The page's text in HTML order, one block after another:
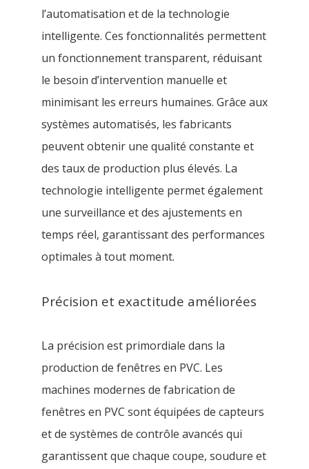
l’automatisation et de la technologie
intelligente. Ces fonctionnalités permettent
un fonctionnement transparent, réduisant
le besoin d’intervention manuelle et
minimisant les erreurs humaines. Grâce aux
systèmes automatisés, les fabricants
peuvent obtenir une qualité constante et
des taux de production plus élevés. La
technologie intelligente permet également
une surveillance et des ajustements en
temps réel, garantissant des performances
optimales à tout moment.
Précision et exactitude améliorées
La précision est primordiale dans la
production de fenêtres en PVC. Les
machines modernes de fabrication de
fenêtres en PVC sont équipées de capteurs
et de systèmes de contrôle avancés qui
garantissent que chaque coupe, soudure et